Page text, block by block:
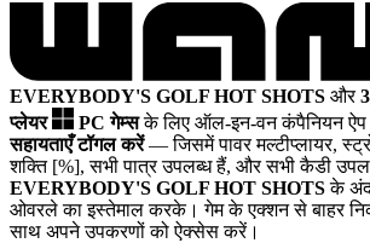
EVERYBODY'S GOLF HOT SHOTS और
प्लेयर
PC गेम्सके लिए ऑल-इन-वन कंपैनियन
सहायताएँ टॉगल करें— जिसमें पावर मल्टीप्लायर,
शक्ति [%], सभी पात्र उपलब्ध हैं, और सभी कैडी
EVERYBODY'S GOLF HOT SHOTSके
ओवरले का इस्तेमाल करके। गेम के एक्शन से बाहर
साथ अपने उपकरणों को ऐक्सेस करें।